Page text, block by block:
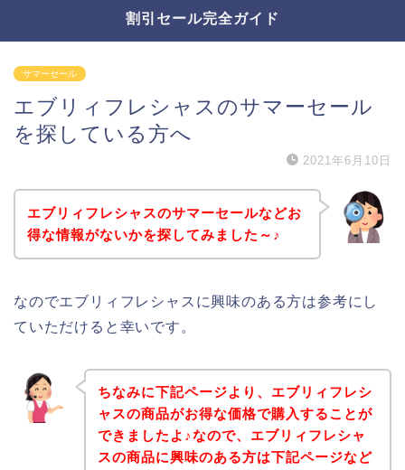
割引セール完全ガイド
サマーセール
エブリィフレシャスのサマーセール
を探している方へ
2021年6月10日
エブリィフレシャスのサマーセールなどお
得な情報がないかを探してみました～♪
なのでエブリィフレシャスに興味のある方は参考にし
ていただけると幸いです。
ちなみに下記ページより、エブリィフレシ
ャスの商品がお得な価格で購入することが
できましたよ♪なので、エブリィフレシャ
スの商品に興味のある方は下記ページなど